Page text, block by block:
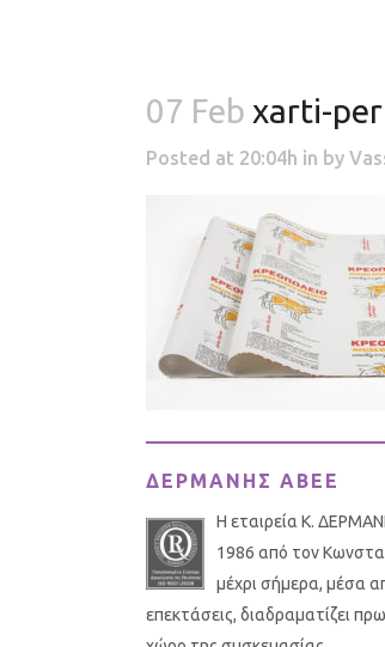
07 Feb xarti-
Posted at 20:04h in by
ΔΕΡΜΑΝΗΣ ΑΒΕΕ
Η εταιρεία Κ.
1986 από τον
μέχρι σήμερα, μέσα
επεκτάσεις, διαδραματίζει